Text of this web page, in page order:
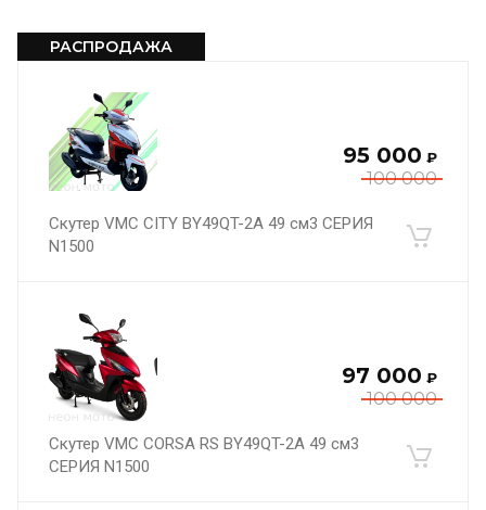
РАСПРОДАЖА
100 000
95 000 ₽
Скутер VMC CITY BY49QT-2A 49 см3 СЕРИЯ
N1500
100 000
97 000 ₽
Скутер VMC CORSA RS BY49QT-2A 49 см3
СЕРИЯ N1500